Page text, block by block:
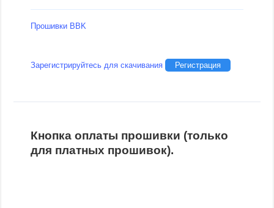
Прошивки BBK
Зарегистрируйтесь для скачивания Регистрация
Кнопка оплаты прошивки (только
для платных прошивок).